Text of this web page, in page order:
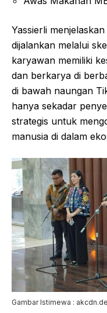
Yassierli
dijalankan melalui
karyawan memiliki
dan berkarya di
di bawah naungan
hanya sekadar
strategis untuk
manusia di dalam
Gambar Istimewa :